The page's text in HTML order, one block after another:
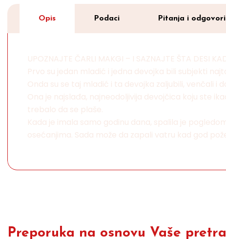
Opis Podaci Pitanja i odgovori
UPOZNAJTE ČARLI MAKGI – I SAZNAJTE ŠTA DESI
Prvo su jedan mladić i jedna devojka bili subjekti
Onda su se taj mladić i ta devojka zaljubili, venčali i
Ona je najslađa, najneodoljivija devojčica koju ste
trebalo da se plaše.
Kada je imala samo godinu dana, spalila je
osećanjima. Sada može da zapali vatru kad god
Preporuka na osnovu Vaše